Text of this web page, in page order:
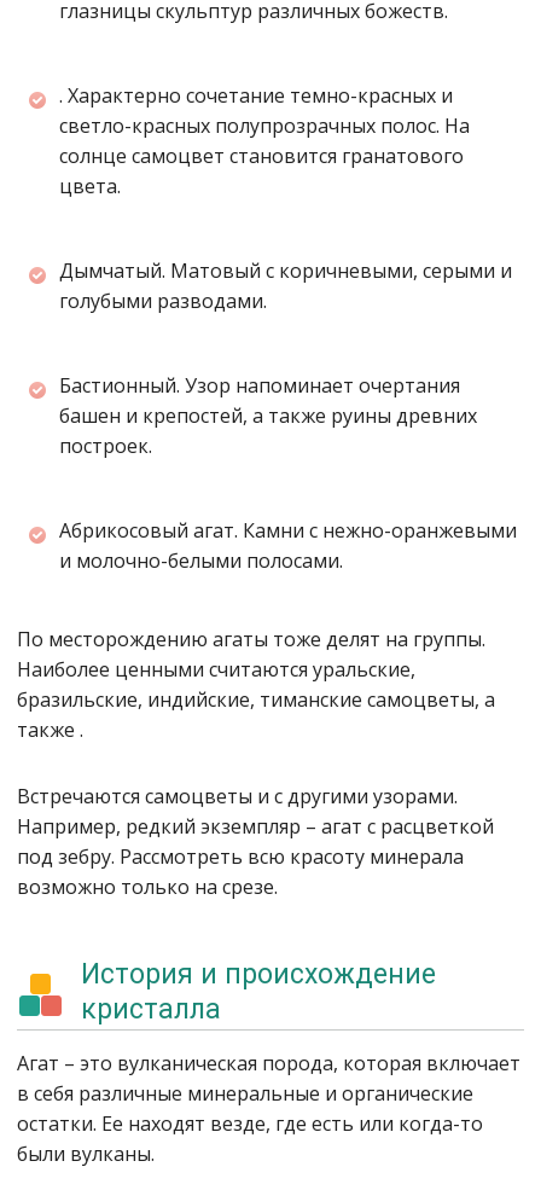
глазницы скульптур различных божеств.
. Характерно сочетание темно-красных и
светло-красных полупрозрачных полос. На
солнце самоцвет становится гранатового
цвета.
Дымчатый. Матовый с коричневыми, серыми и
голубыми разводами.
Бастионный. Узор напоминает очертания
башен и крепостей, а также руины древних
построек.
Абрикосовый агат. Камни с нежно-оранжевыми
и молочно-белыми полосами.
По месторождению агаты тоже делят на группы.
Наиболее ценными считаются уральские,
бразильские, индийские, тиманские самоцветы, а
также .
Встречаются самоцветы и с другими узорами.
Например, редкий экземпляр – агат с расцветкой
под зебру. Рассмотреть всю красоту минерала
возможно только на срезе.
История и происхождение
кристалла
Агат – это вулканическая порода, которая включает
в себя различные минеральные и органические
остатки. Ее находят везде, где есть или когда-то
были вулканы.